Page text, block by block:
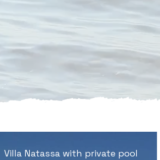
Villa Natassa with private pool